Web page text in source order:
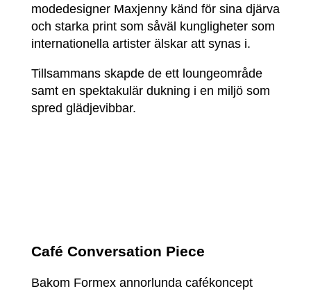
modedesigner Maxjenny känd för sina djärva
och starka print som såväl kungligheter som
internationella artister älskar att synas i.
Tillsammans skapde de ett loungeområde
samt en spektakulär dukning i en miljö som
spred glädjevibbar.
Café Conversation Piece
Bakom Formex annorlunda cafékoncept